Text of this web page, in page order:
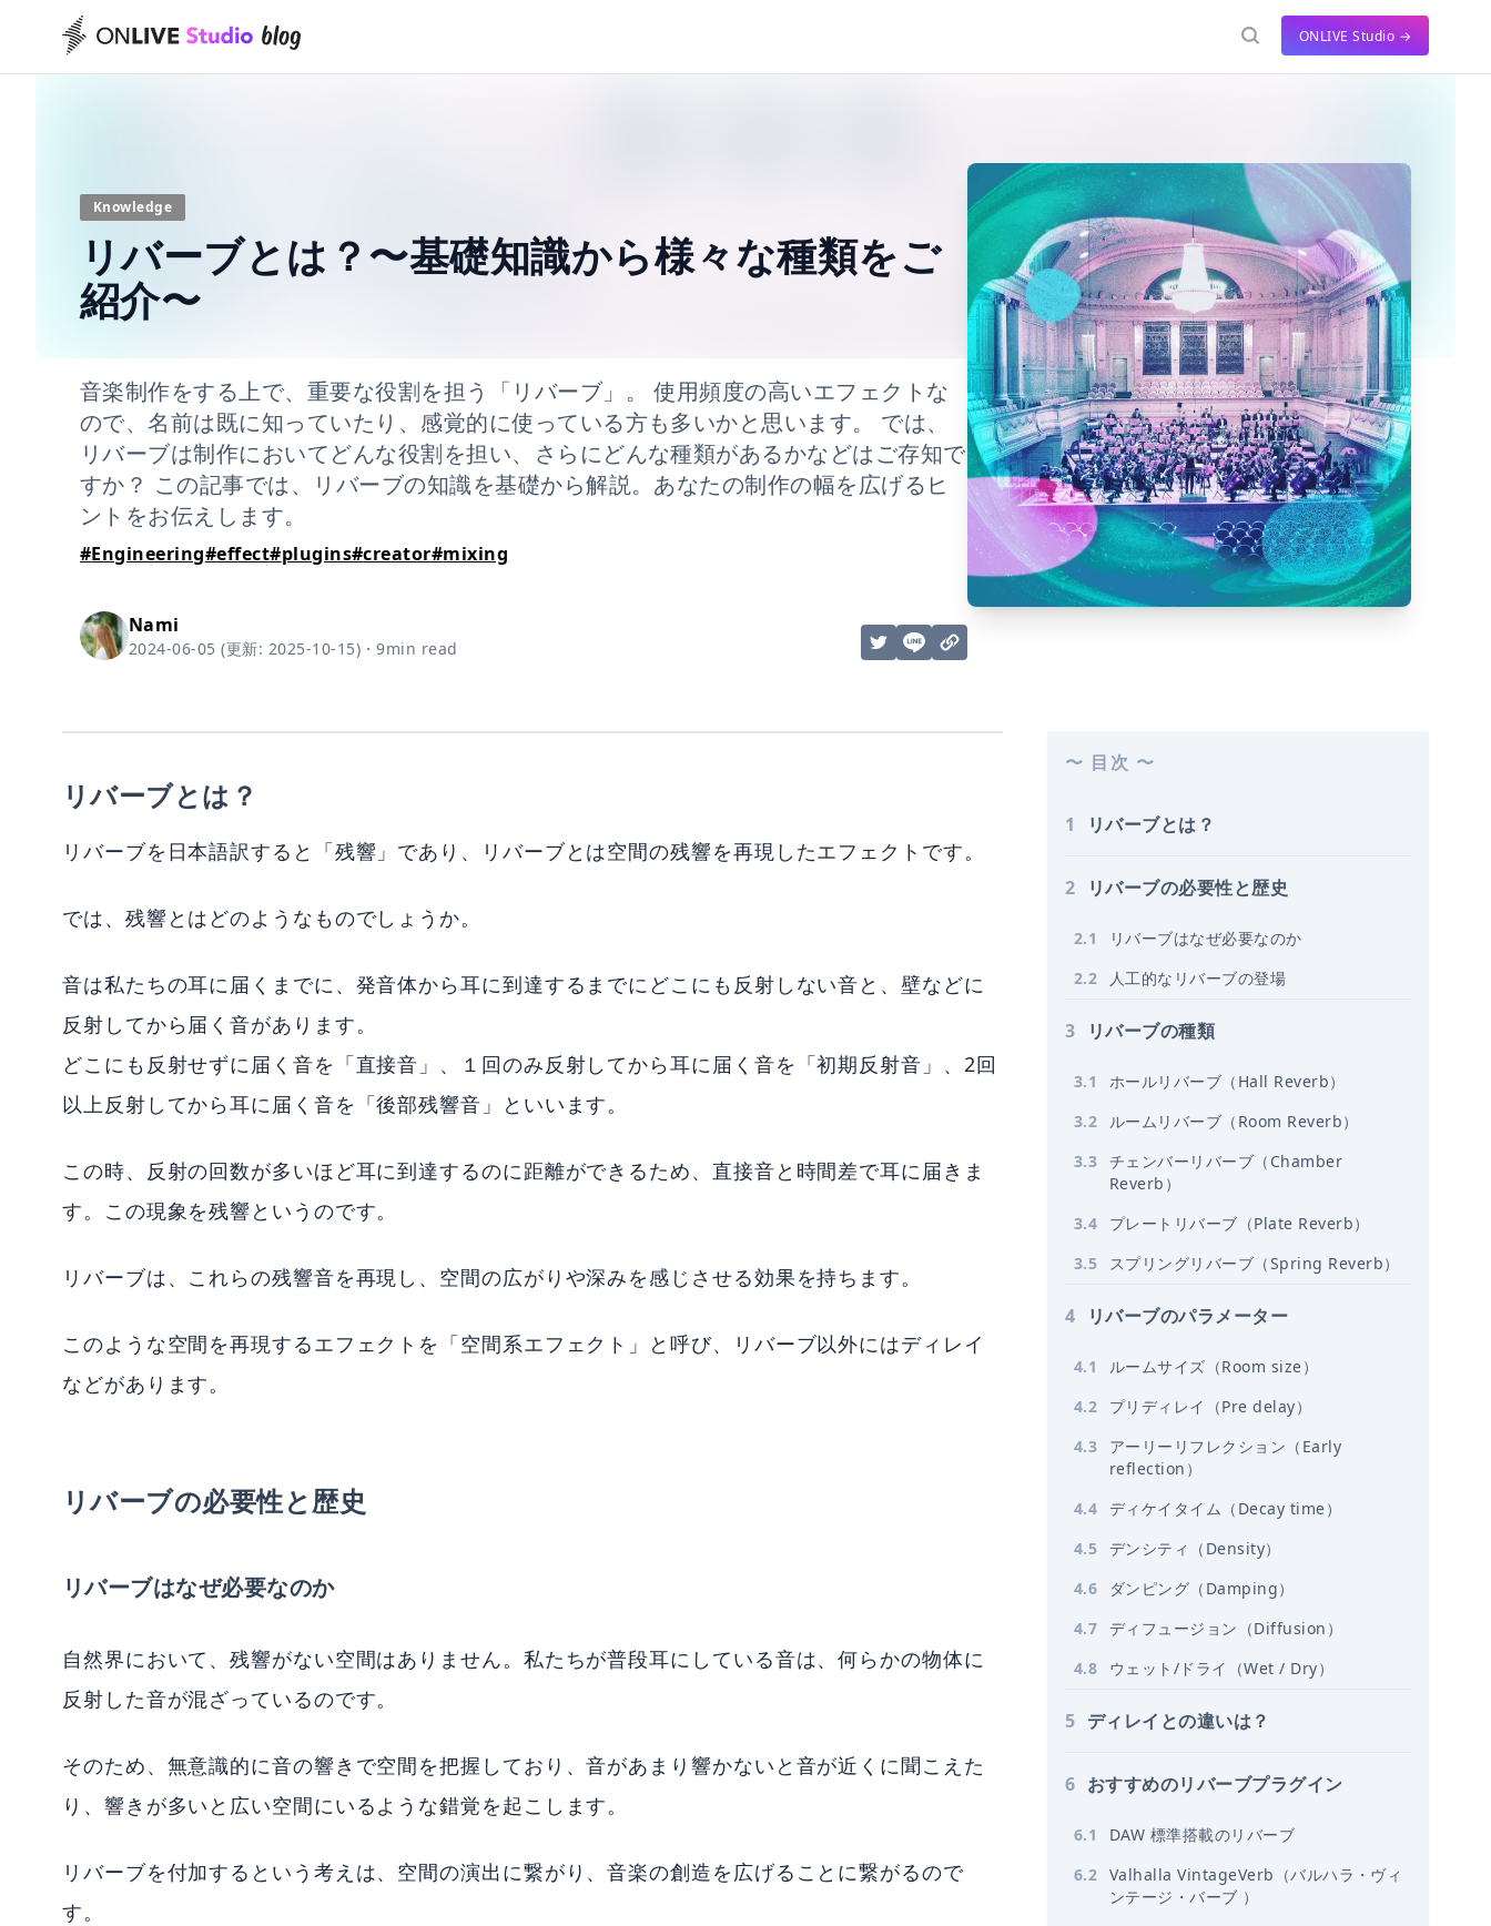
ONLIVE Studio →
Knowledge
リバーブとは？〜基礎知識から様々な種類をご
紹介〜
音楽制作をする上で、重要な役割を担う「リバーブ」。 使用頻度の高いエフェクトな
ので、名前は既に知っていたり、感覚的に使っている方も多いかと思います。 では、
リバーブは制作においてどんな役割を担い、さらにどんな種類があるかなどはご存知で
すか？ この記事では、リバーブの知識を基礎から解説。あなたの制作の幅を広げるヒ
ントをお伝えします。
#Engineering#effect#plugins#creator#mixing
Nami
2024-06-05 (更新: 2025-10-15) ・9min read
〜 目次 〜
1 リバーブとは？
2 リバーブの必要性と歴史
2.1
リバーブはなぜ必要なのか
2.2 人工的なリバーブの登場
3 リバーブの種類
3.1
ホールリバーブ（Hall Reverb）
3.2
ルームリバーブ（Room Reverb）
3.3 チェンバーリバーブ（Chamber
Reverb）
3.4
プレートリバーブ（Plate Reverb）
3.5 スプリングリバーブ（Spring Reverb）
4 リバーブのパラメーター
4.1
ルームサイズ（Room size）
4.2
プリディレイ（Pre delay）
4.3
アーリーリフレクション（Early
reflection）
4.4 ディケイタイム（Decay time）
4.5 デンシティ（Density）
4.6
ダンピング（Damping）
4.7 ディフュージョン（Diffusion）
4.8 ウェット/ドライ（Wet / Dry）
5 ディレイとの違いは？
6 おすすめのリバーブプラグイン
6.1
DAW 標準搭載のリバーブ
6.2 Valhalla VintageVerb（バルハラ・ヴィ
ンテージ・バーブ ）
リバーブとは？
リバーブを日本語訳すると「残響」であり、リバーブとは空間の残響を再現したエフェクトです。
では、残響とはどのようなものでしょうか。
音は私たちの耳に届くまでに、発音体から耳に到達するまでにどこにも反射しない音と、壁などに
反射してから届く音があります。
どこにも反射せずに届く音を「直接音」、１回のみ反射してから耳に届く音を「初期反射音」、2回
以上反射してから耳に届く音を「後部残響音」といいます。
この時、反射の回数が多いほど耳に到達するのに距離ができるため、直接音と時間差で耳に届きま
す。この現象を残響というのです。
リバーブは、これらの残響音を再現し、空間の広がりや深みを感じさせる効果を持ちます。
このような空間を再現するエフェクトを「空間系エフェクト」と呼び、リバーブ以外にはディレイ
などがあります。
リバーブの必要性と歴史
リバーブはなぜ必要なのか
自然界において、残響がない空間はありません。私たちが普段耳にしている音は、何らかの物体に
反射した音が混ざっているのです。
そのため、無意識的に音の響きで空間を把握しており、音があまり響かないと音が近くに聞こえた
り、響きが多いと広い空間にいるような錯覚を起こします。
リバーブを付加するという考えは、空間の演出に繋がり、音楽の創造を広げることに繋がるので
す。